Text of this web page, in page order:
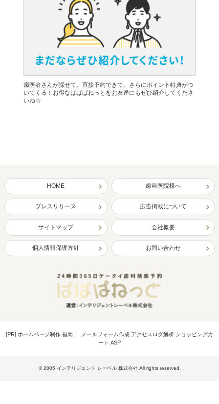
歯医者さんが探せて、直接予約できて、さらにポイント特典がつ
いてくる！お得なぱぱぱねっとをお友達にもぜひ紹介してくださ
いね☆
HOME 歯科医院様へ
プレスリリース 広告掲載について
サイトマップ 会社概要
個人情報保護方針 お問い合わせ
[PR] ホームページ制作 福岡 ｜
メールフォーム作成 アクセスログ解析 ショッピングカ
ート ASP
© 2005 インテリジェント レーベル 株式会社 All rights reserved.